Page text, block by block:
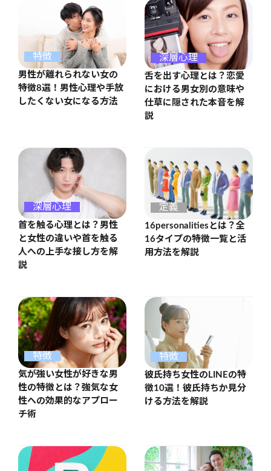
特徴
男性が離れられない女の
特徴8選！男性心理や手放
したくない女になる方法
深層心理
舌を出す心理とは？恋愛
における男女別の意味や
仕草に隠された本音を解
説
深層心理
首を触る心理とは？男性
と女性の違いや首を触る
人への上手な接し方を解
説
定義
16personalitiesとは？全
16タイプの特徴一覧と活
用方法を解説
特徴
気が強い女性が好きな男
性の特徴とは？強気な女
性への効果的なアプロー
チ術
特徴
彼氏持ち女性のLINEの特
徴10選！彼氏持ちか見分
ける方法を解説